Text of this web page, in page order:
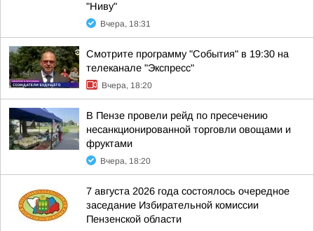
"Ниву"
Вчера, 18:31
Смотрите программу "События" в 19:30 на
телеканале "Экспресс"
Вчера, 18:20
В Пензе провели рейд по пресечению
несанкционированной торговли овощами и
фруктами
Вчера, 18:20
7 августа 2026 года состоялось очередное
заседание Избирательной комиссии
Пензенской области